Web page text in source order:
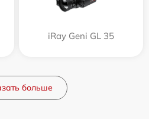
iRay Geni GL 35
больше